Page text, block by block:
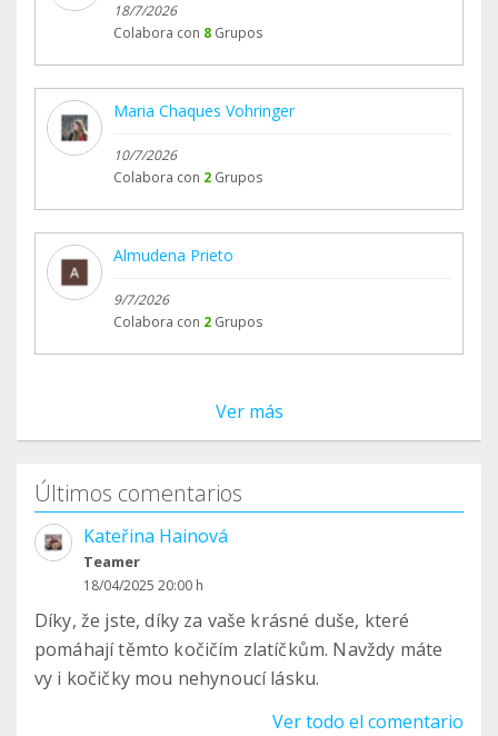
18/7/2026
Colabora con 8 Grupos
Maria Chaques Vohringer
10/7/2026
Colabora con 2 Grupos
Almudena Prieto
9/7/2026
Colabora con 2 Grupos
Ver más
Últimos comentarios
Kateřina Hainová
Teamer
18/04/2025 20:00 h
Díky, že jste, díky za vaše krásné duše, které
pomáhají těmto kočičím zlatíčkům. Navždy máte
vy i kočičky mou nehynoucí lásku.
Ver todo el comentario